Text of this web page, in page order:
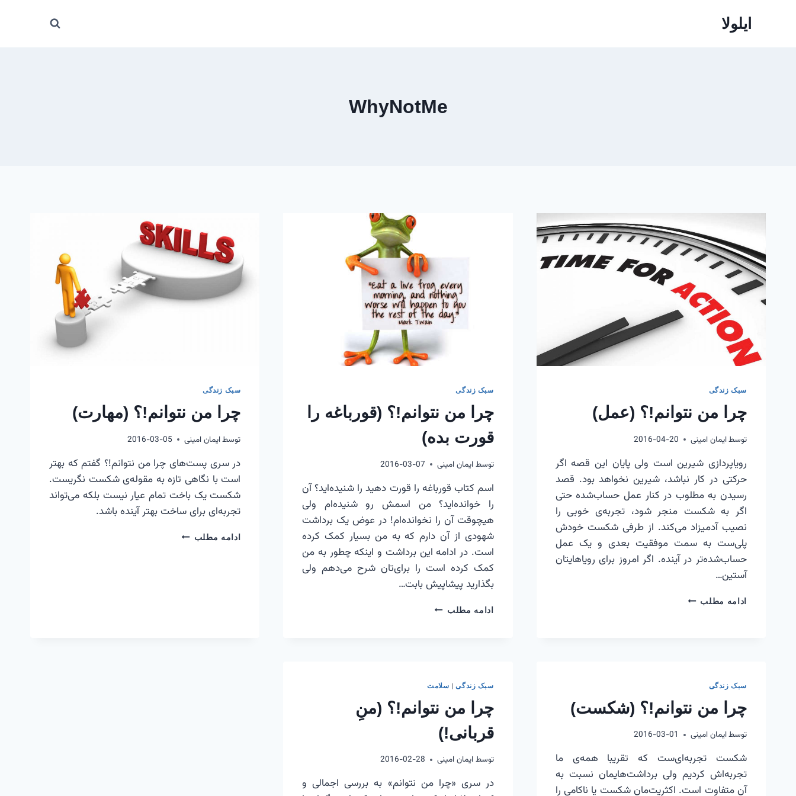
ایلولا
WhyNotMe
سبک زندگی
چرا من نتوانم!؟ (عمل)
توسطایمان امینی 2016-04-20
رویاپردازی شیرین است ولی پایان این قصه اگر
حرکتی در کار نباشد، شیرین نخواهد بود. قصد
رسیدن به مطلوب در کنار عمل حساب‌شده حتی
اگر به شکست منجر شود، تجربه‌ی خوبی را
نصیب آدمیزاد می‌کند. از طرفی شکست خودش
پلی‌ست به سمت موفقیت بعدی و یک عمل
حساب‌شده‌تر در آینده. اگر امروز برای رویاهایتان
آستین…
ادامه مطلبچرا
سبک زندگی
چرا من نتوانم!؟ (قورباغه را
قورت بده)
توسطایمان امینی 2016-03-07
اسم کتاب قورباغه را قورت دهید را شنیده‌اید؟ آن
را خوانده‌اید؟ من اسمش رو شنیده‌ام ولی
هیچوقت آن را نخوانده‌ام! در عوض یک برداشت
شهودی از آن دارم که به من بسیار کمک کرده
است. در ادامه این برداشت و اینکه چطور به من
کمک کرده است را برای‌تان شرح می‌دهم ولی
بگذارید پیشاپیش بابت…
ادامه مطلب چرا
بده)
سبک زندگی
چرا من نتوانم!؟ (مهارت)
توسطایمان امینی 2016-03-05
در سری پست‌های چرا من نتوانم!؟ گفتم که بهتر
است با نگاهی تازه به مقوله‌ی شکست نگریست.
شکست یک باخت تمام عیار نیست بلکه می‌تواند
تجربه‌ای برای ساخت بهتر آینده باشد.
ادامه مطلب چرا
سبک زندگی
چرا من نتوانم!؟ (شکست)
توسطایمان امینی 2016-03-01
شکست تجربه‌ای‌ست که تقریبا همه‌ی ما
تجربه‌اش کردیم ولی برداشت‌هایمان نسبت به
آن متفاوت است. اکثریت‌مان شکست یا ناکامی را
سبک زندگی| سلامت
چرا من نتوانم!؟ (منِ
قربانی!)
توسطایمان امینی 2016-02-28
در سری «چرا من نتوانم» به بررسی اجمالی و